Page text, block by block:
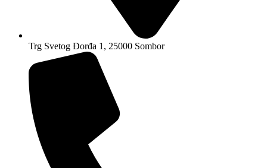
Trg Svetog Đorđa 1, 25000 Sombor